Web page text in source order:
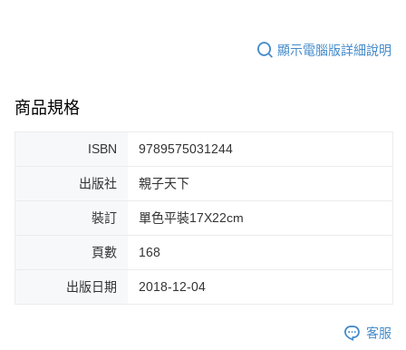
顯示電腦版詳細說明
商品規格
ISBN 9789575031244
出版社 親子天下
裝訂 單色平裝17X22cm
頁數 168
出版日期 2018-12-04
客服